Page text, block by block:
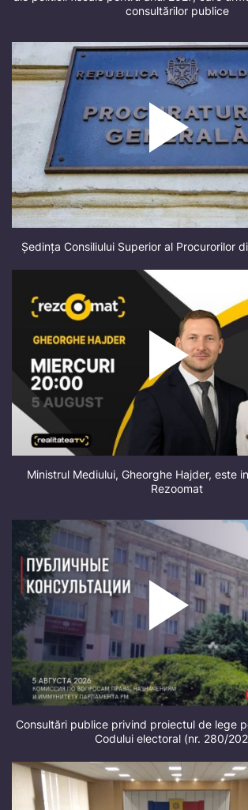
consultărilor publice
Ședința Consiliului Superior al Procurorilor
Ministrul Mediului, Gheorghe Hajder, este
Rezoomat
Consultări publice privind proiectul de lege
Codului electoral (nr. 280/